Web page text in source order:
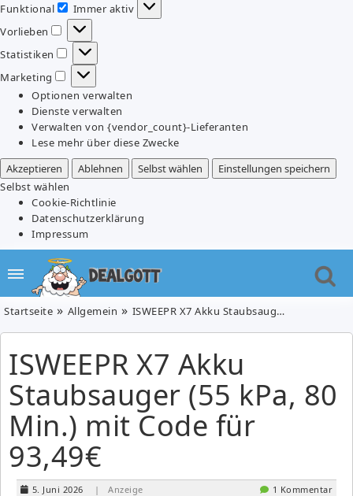
Funktional
Funktional
Immer aktiv
Vorlieben
Vorlieben
Statistiken
Statistiken
Marketing
Marketing
Optionen verwalten
Dienste verwalten
Verwalten von {vendor_count}-Lieferanten
Lese mehr über diese Zwecke
Akzeptieren
Ablehnen Selbst wählen
Einstellungen speichern
Selbst wählen
Cookie-Richtlinie
Datenschutzerklärung
Impressum
Startseite Allgemein ISWEEPR X7 Akku Staubsauger (55 kPa, 80 Min.) mit Code für 93,49€
ISWEEPR X7 Akku
Staubsauger (55 kPa, 80
Min.) mit Code für
93,49€
5. Juni 2026 | Anzeige 1 Kommentar